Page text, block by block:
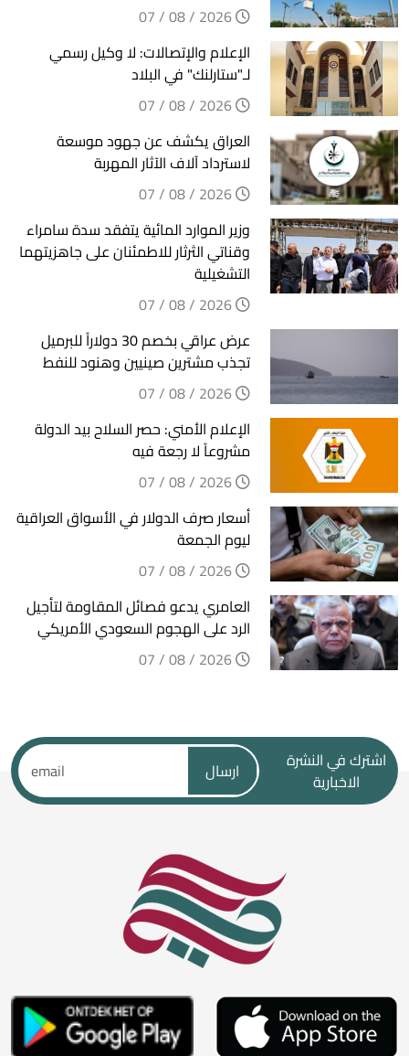
الإعلام والإتصالات: لا وكيل رسمي
لـ"ستارلنك" في البلاد
العراق يكشف عن جهود موسعة
لاسترداد آلاف الآثار المهربة
وزير الموارد المائية يتفقد سدة سامراء
وقناتي الثرثار للاطمئنان على جاهزيتهما
التشغيلية
عرض عراقي بخصم 30 دولاراً للبرميل
تجذب مشترين صينيين وهنود للنفط
الإعلام الأمني: حصر السلاح بيد الدولة
مشروعاً لا رجعة فيه
أسعار صرف الدولار في الأسواق العراقية
ليوم الجمعة
العامري يدعو فصائل المقاومة لتأجيل
الرد على الهجوم السعودي الأمريكي
اشترك في النشرة
الاخبارية
ارسال